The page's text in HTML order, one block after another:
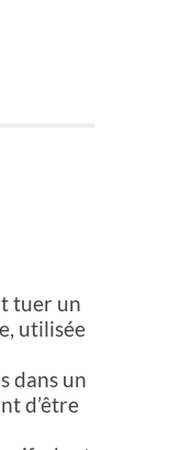
tuer un
utilisée
dans un
d’être